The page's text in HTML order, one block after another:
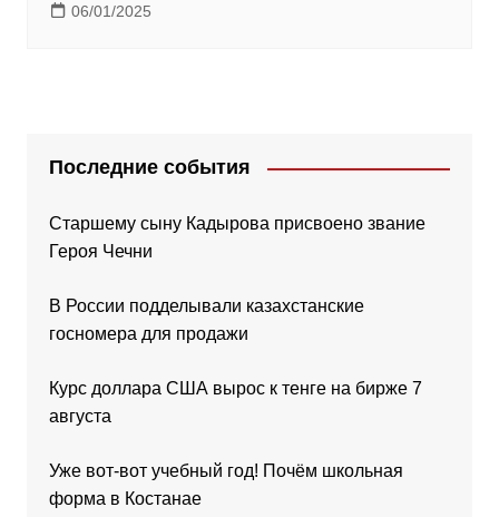
06/01/2025
Последние события
Старшему сыну Кадырова присвоено звание
Героя Чечни
В России подделывали казахстанские
госномера для продажи
Курс доллара США вырос к тенге на бирже 7
августа
Уже вот-вот учебный год! Почём школьная
форма в Костанае